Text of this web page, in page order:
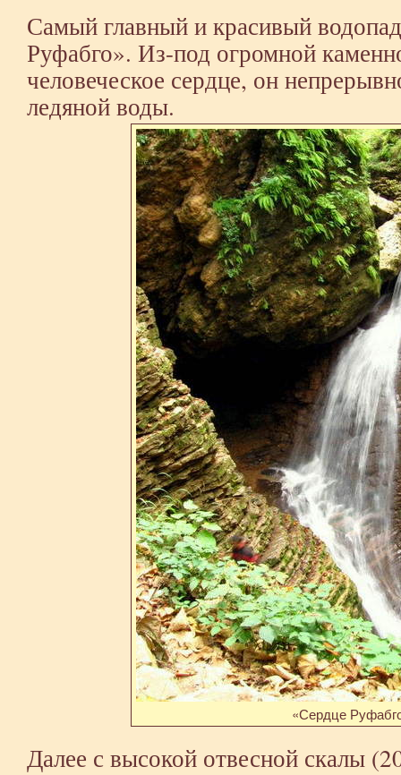
Самый главный и красивый
Руфабго». Из-под огромной
человеческое сердце, он
ледяной воды.
«Сердце
Далее с высокой отвесной скалы